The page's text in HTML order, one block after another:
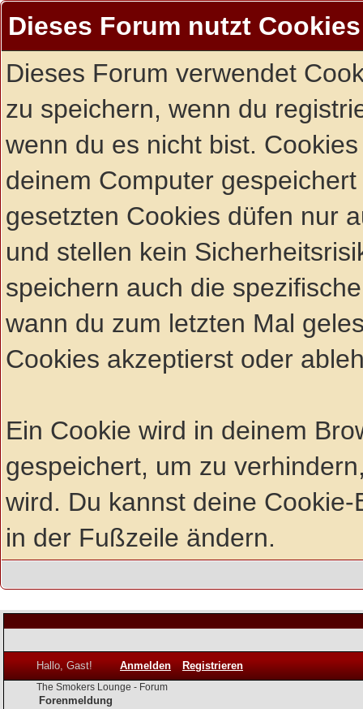
Dieses Forum nutzt Cookies
Dieses Forum verwendet
zu speichern, wenn du
wenn du es nicht bist.
deinem Computer
gesetzten Cookies düfen nur
und stellen kein
speichern auch die
wann du zum letzten Mal
Cookies akzeptierst oder
Ein Cookie wird in deinem
gespeichert, um zu
wird. Du kannst deine
in der Fußzeile ändern.
Hallo, Gast! Anmelden Registrieren
The Smokers Lounge - Forum
Forenmeldung